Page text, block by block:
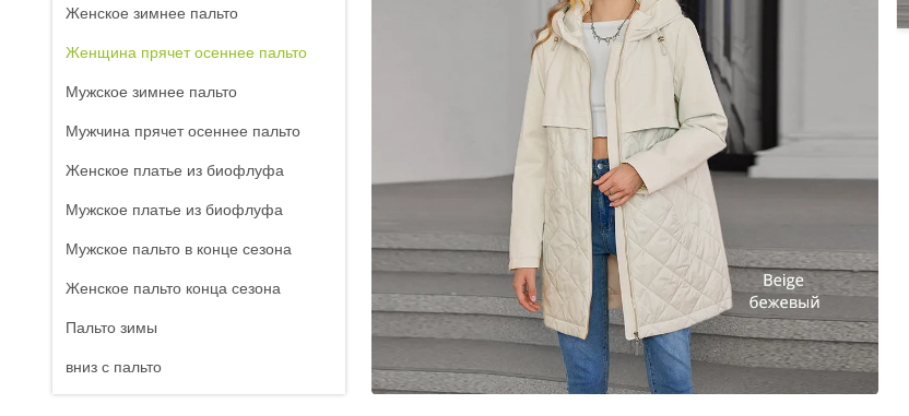
Женское зимнее пальто
Женщина прячет осеннее пальто
Мужское зимнее пальто
Мужчина прячет осеннее пальто
Женское платье из биофлуфа
Мужское платье из биофлуфа
Мужское пальто в конце сезона
Женское пальто конца сезона
Пальто зимы
вниз с пальто